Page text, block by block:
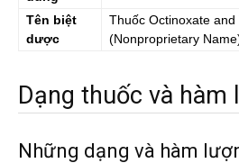
Tên biệt
dược
Thuốc Octinoxate
(Nonproprietary
Dạng thuốc và hàm
Những dạng và hàm